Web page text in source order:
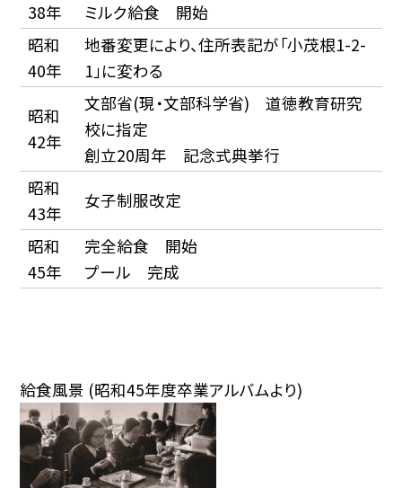
38年
ミルク給食 開始
昭和
40年
地番変更により、住所表記が「小茂根1-2-
1」に変わる
昭和
42年
文部省(現・文部科学省) 道徳教育研究
校に指定
創立20周年 記念式典挙行
昭和
43年
女子制服改定
昭和
45年
完全給食 開始
プール 完成
給食風景 (昭和45年度卒業アルバムより)